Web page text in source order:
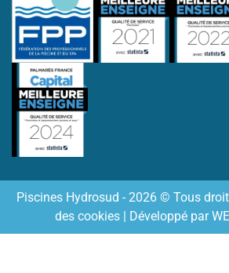
Piscines Hydrosud - 2026 © Tous
des cookies | Développé par